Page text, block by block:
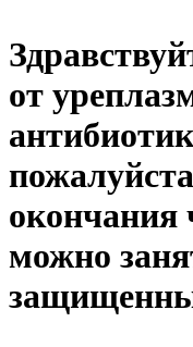
от
окончания
можно